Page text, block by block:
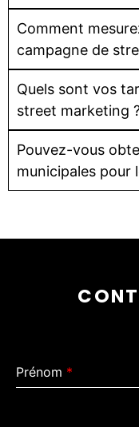
Comment
campagne de
Quels sont vos
street marketing
Pouvez-vous
municipales pour
Prénom *